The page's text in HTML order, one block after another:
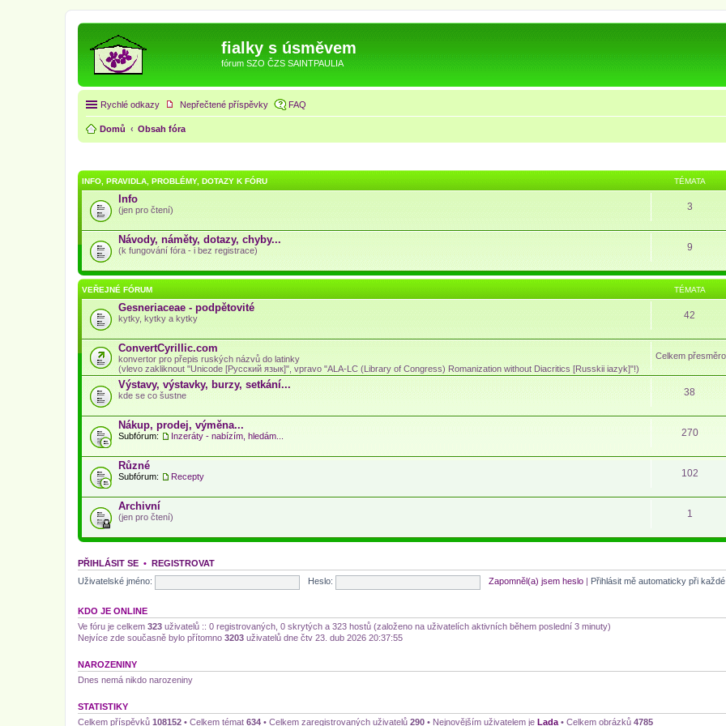
fialky s úsměvem
fórum SZO ČZS SAINTPAULIA
Rychlé odkazy Nepřečtené příspěvky FAQ
Domů Obsah fóra
INFO, PRAVIDLA, PROBLÉMY, DOTAZY K FÓRU TÉMATA
Info
(jen pro čtení) 3
Návody, náměty, dotazy, chyby...
(k fungování fóra - i bez registrace) 9
VEŘEJNÉ FÓRUM TÉMATA
Gesneriaceae - podpětovité
kytky, kytky a kytky 42
ConvertCyrillic.com
konvertor pro přepis ruských názvů do latinky
(vlevo zakliknout "Unicode [Русский язык]", vpravo "ALA-LC (Library of Congress) Romanization without Diacritics [Russkii iazyk]"!)
Celkem
Výstavy, výstavky, burzy, setkání...
kde se co šustne 38
Nákup, prodej, výměna...
Subfórum: Inzeráty - nabízím, hledám... 270
Různé
Subfórum: Recepty 102
Archivní
(jen pro čtení) 1
PŘIHLÁSIT SE • REGISTROVAT
Uživatelské jméno:
Heslo: Zapomněl(a) jsem heslo Přihlásit mě automaticky při
KDO JE ONLINE
Ve fóru je celkem 323 uživatelů :: 0 registrovaných, 0 skrytých a 323 hostů (založeno na uživatelích aktivních během poslední 3 minuty)
Nejvíce zde současně bylo přítomno 3203 uživatelů dne čtv 23. dub 2026 20:37:55
NAROZENINY
Dnes nemá nikdo narozeniny
STATISTIKY
Celkem příspěvků 108152 • Celkem témat 634 • Celkem zaregistrovaných uživatelů 290 • Nejnovějším uživatelem je Lada • Celkem obrázků 4785